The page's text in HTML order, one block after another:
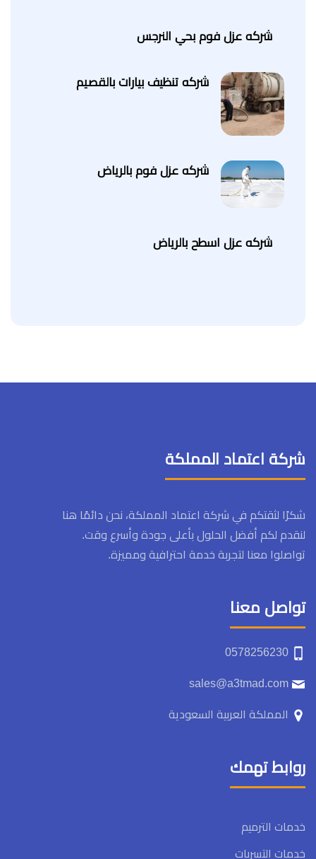
شركه عزل فوم بحي النرجس
شركه تنظيف بيارات بالقصيم
شركه عزل فوم بالرياض
شركه عزل اسطح بالرياض
شركة اعتماد المملكة
شكرًا لثقتكم في شركة اعتماد المملكة، نحن دائمًا هنا
لنقدم لكم أفضل الحلول بأعلى جودة وأسرع وقت.
تواصلوا معنا لتجربة خدمة احترافية ومميزة.
تواصل معنا
المملكة العربية السعودية
روابط تهمك
خدمات الترميم
خدمات التسربات